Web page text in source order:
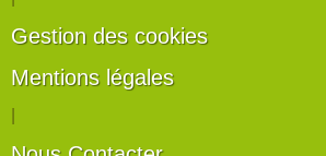
Gestion des cookies
Mentions légales